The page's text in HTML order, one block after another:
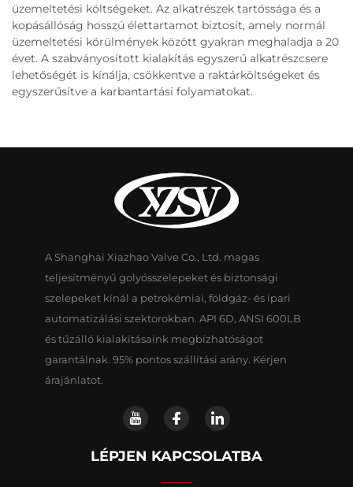
üzemeltetési költségeket. Az alkatrészek tartóssága és a
kopásállóság hosszú élettartamot biztosít, amely normál
üzemeltetési körülmények között gyakran meghaladja a 20
évet. A szabványosított kialakítás egyszerű alkatrészcsere
lehetőségét is kínálja, csökkentve a raktárköltségeket és
egyszerűsítve a karbantartási folyamatokat.
A Shanghai Xiazhao Valve Co., Ltd. magas
teljesítményű golyósszelepeket és biztonsági
szelepeket kínál a petrokémiai, földgáz- és ipari
automatizálási szektorokban. API 6D, ANSI 600LB
és tűzálló kialakításaink megbízhatóságot
garantálnak. 95% pontos szállítási arány. Kérjen
árajánlatot.
LÉPJEN KAPCSOLATBA